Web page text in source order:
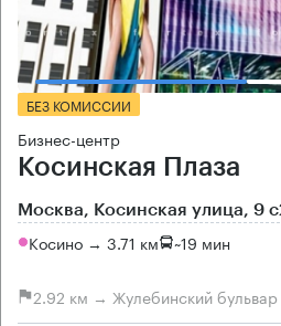
БЕЗ КОМИССИИ
Бизнес-центр
Косинская Плаза
Москва, Косинская улица, 9
Косино → 3.71 км ~19 мин
2.92 км → Жулебинский бульвар